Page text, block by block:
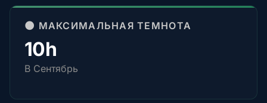
🌑 МАКСИМАЛЬНАЯ ТЕМНОТА
10h
В Сентябрь